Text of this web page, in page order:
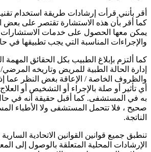
أقر بأنني قرأت إرشادات طريقة استخدام
كما أقر بأن هذه الاستشارة تقتصر على بعض
يمكن معها الحصول على خدمات
والإجراءات المناسبة التي يجب تطبيقها في
كما ألتزم بإبلاغ الطبيب بكل الحقائق المهمة
إدارة الحالة الطبية للمريض وتاريخه
والظروف الخاصة / الإعاقة بغض النظر عما
أي تأثير أو صلة بالإجراء أو التشخيص أو
به في المستشفى. كما أقبل حقيقة أنه في حال
صحيح ، فلا تتحمل المستشفى ولا الأطباء
الناتجة.
تنطبق جميع قوانين القوانين الاتحادية
الإرشادات المحلية المتعلقة بالوصول إلى